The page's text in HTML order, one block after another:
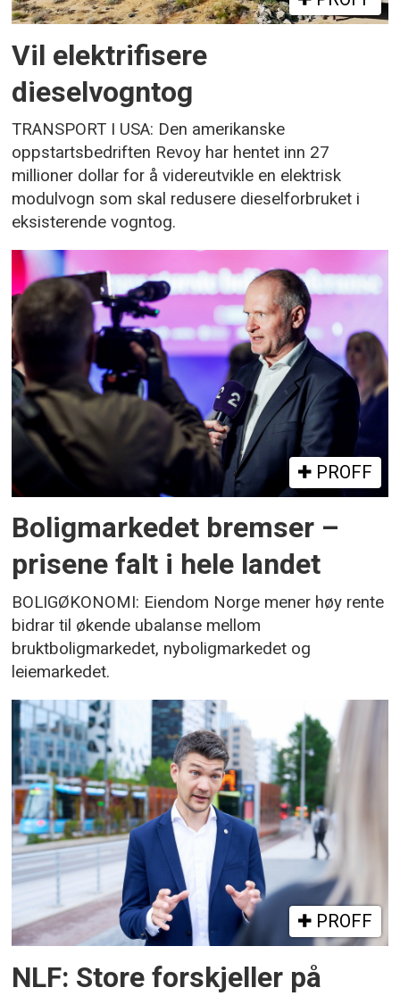
Vil elektrifisere
dieselvogntog
TRANSPORT I USA: Den amerikanske
oppstartsbedriften Revoy har hentet inn 27
millioner dollar for å videreutvikle en elektrisk
modulvogn som skal redusere dieselforbruket i
eksisterende vogntog.
PROFF
Boligmarkedet bremser –
prisene falt i hele landet
BOLIGØKONOMI: Eiendom Norge mener høy rente
bidrar til økende ubalanse mellom
bruktboligmarkedet, nyboligmarkedet og
leiemarkedet.
PROFF
NLF: Store forskjeller på